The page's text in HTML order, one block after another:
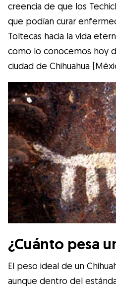
Gudog es la forma
reservar con el
perfecto. ¡Miles de
disponibles para
las reservas incluyen
y cancelación gratuíta
creencia de que los
que podían curar
Toltecas hacia la vida
como lo conocemos hoy
ciudad de Chihuahua
¿Cuánto pesa
El peso ideal de un
aunque dentro del